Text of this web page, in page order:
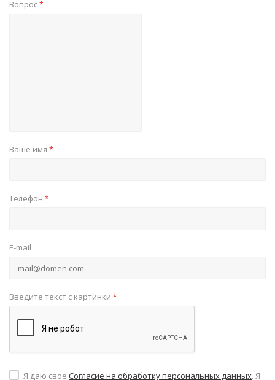
Вопрос*
Ваше имя *
Телефон *
E-mail
Введите текст с картинки *
Я даю свое Согласие на обработку персональных данных. Я